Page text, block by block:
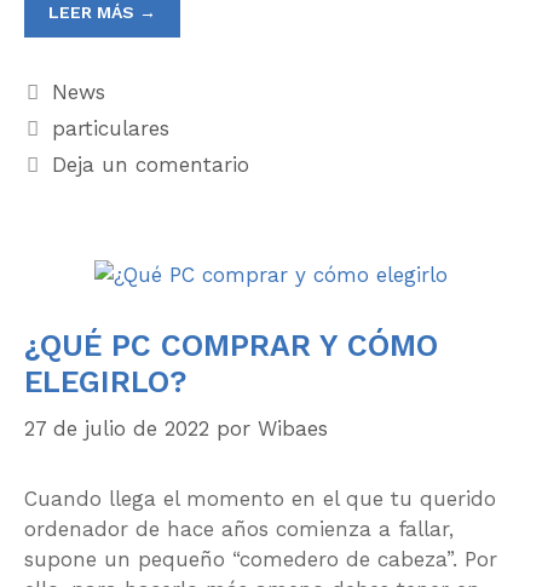
LEER MÁS →
News
particulares
Deja un comentario
¿QUÉ PC COMPRAR Y CÓMO
ELEGIRLO?
27 de julio de 2022 por Wibaes
Cuando llega el momento en el que tu querido
ordenador de hace años comienza a fallar,
supone un pequeño “comedero de cabeza”. Por